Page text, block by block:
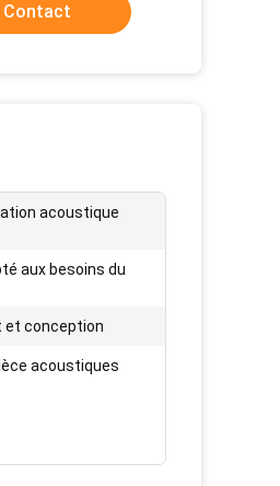
Contact
acoustique
aux besoins du
et conception
acoustiques